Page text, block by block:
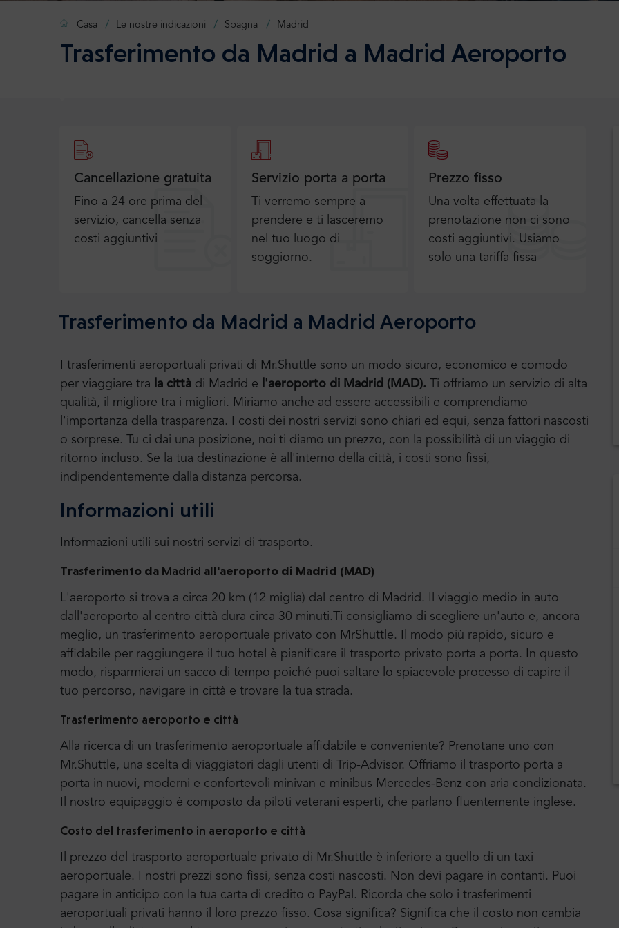
Casa Le nostre indicazioni Spagna Madrid
Trasferimento da Madrid a Madrid Aeroporto
Cancellazione gratuita
Fino a 24 ore prima del
servizio, cancella senza
costi aggiuntivi
Servizio porta a porta
Ti verremo sempre a
prendere e ti lasceremo
nel tuo luogo di
soggiorno.
Prezzo fisso
Una volta effettuata la
prenotazione non ci sono
costi aggiuntivi. Usiamo
solo una tariffa fissa
Trasferimento da Madrid a Madrid Aeroporto
I trasferimenti aeroportuali privati di Mr.Shuttle sono un modo sicuro, economico e comodo
per viaggiare tra
la città di Madrid e l'aeroporto di Madrid (MAD).
Ti offriamo un servizio di alta
qualità, il migliore tra i migliori. Miriamo anche ad essere accessibili e comprendiamo
l'importanza della trasparenza. I costi dei nostri servizi sono chiari ed equi, senza fattori nascosti
o sorprese. Tu ci dai una posizione, noi ti diamo un prezzo, con la possibilità di un viaggio di
ritorno incluso. Se la tua destinazione è all'interno della città, i costi sono fissi,
indipendentemente dalla distanza percorsa.
Informazioni utili
Informazioni utili sui nostri servizi di trasporto.
Trasferimento da Madrid all'aeroporto di Madrid (MAD)
L'aeroporto si trova a circa 20 km (12 miglia) dal centro di Madrid. Il viaggio medio in auto
dall'aeroporto al centro città dura circa 30 minuti.Ti consigliamo di scegliere un'auto e, ancora
meglio, un trasferimento aeroportuale privato con MrShuttle. Il modo più rapido, sicuro e
affidabile per raggiungere il tuo hotel è pianificare il trasporto privato porta a porta. In questo
modo, risparmierai un sacco di tempo poiché puoi saltare lo spiacevole processo di capire il
tuo percorso, navigare in città e trovare la tua strada.
Trasferimento aeroporto e città
Alla ricerca di un trasferimento aeroportuale affidabile e conveniente? Prenotane uno con
Mr.Shuttle, una scelta di viaggiatori dagli utenti di Trip-Advisor. Offriamo il trasporto porta a
porta in nuovi, moderni e confortevoli minivan e minibus Mercedes-Benz con aria condizionata.
Il nostro equipaggio è composto da piloti veterani esperti, che parlano fluentemente inglese.
Costo del trasferimento in aeroporto e città
Il prezzo del trasporto aeroportuale privato di Mr.Shuttle è inferiore a quello di un taxi
aeroportuale. I nostri prezzi sono fissi, senza costi nascosti. Non devi pagare in contanti. Puoi
pagare in anticipo con la tua carta di credito o PayPal. Ricorda che solo i trasferimenti
aeroportuali privati hanno il loro prezzo fisso. Cosa significa? Significa che il costo non cambia